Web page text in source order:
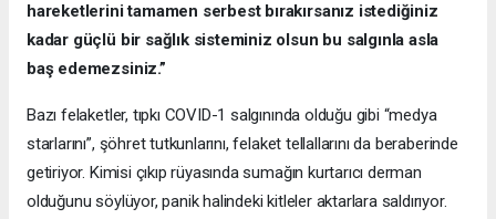
hareketlerini tamamen serbest bırakırsanız istediğiniz
kadar güçlü bir sağlık sisteminiz olsun bu salgınla asla
baş edemezsiniz.”
Bazı felaketler, tıpkı COVID-1 salgınında olduğu gibi “medya
starlarını”, şöhret tutkunlarını, felaket tellallarını da beraberinde
getiriyor. Kimisi çıkıp rüyasında sumağın kurtarıcı derman
olduğunu söylüyor, panik halindeki kitleler aktarlara saldırıyor.